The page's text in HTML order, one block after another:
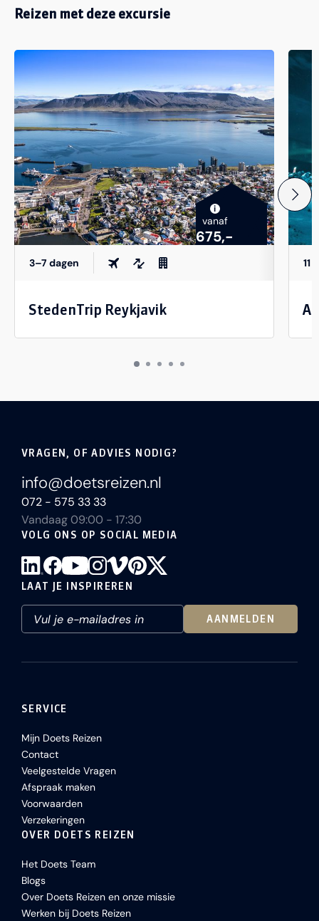
Reizen met deze excursie
i
vanaf
675,-
3–7 dagen
StedenTrip Reykjavik
11
VRAGEN, OF ADVIES NODIG?
info@doetsreizen.nl
072 - 575 33 33
Vandaag 09:00 - 17:30
VOLG ONS OP SOCIAL MEDIA
LAAT JE INSPIREREN
AANMELDEN
SERVICE
Mijn Doets Reizen
Contact
Veelgestelde Vragen
Afspraak maken
Voorwaarden
Verzekeringen
OVER DOETS REIZEN
Het Doets Team
Blogs
Over Doets Reizen en onze missie
Werken bij Doets Reizen